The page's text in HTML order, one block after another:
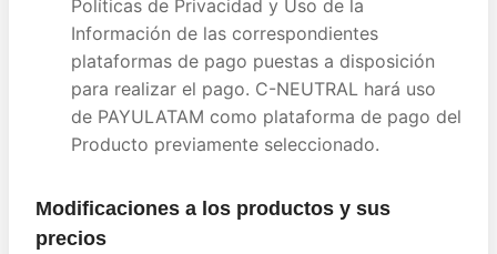
Políticas de Privacidad y Uso de la
Información de las correspondientes
plataformas de pago puestas a disposición
para realizar el pago. C-NEUTRAL hará uso
de PAYULATAM como plataforma de pago del
Producto previamente seleccionado.
Modificaciones a los productos y sus
precios